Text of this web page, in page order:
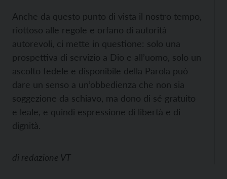
Anche da questo punto di vista il nostro tempo,
riottoso alle regole e orfano di autorità
autorevoli, ci mette in questione: solo una
prospettiva di servizio a Dio e all’uomo, solo un
ascolto fedele e disponibile della Parola può
dare un senso a un’obbedienza che non sia
soggezione da schiavo, ma dono di sé gratuito
e leale, e quindi espressione di libertà e di
dignità.
di redazione VT